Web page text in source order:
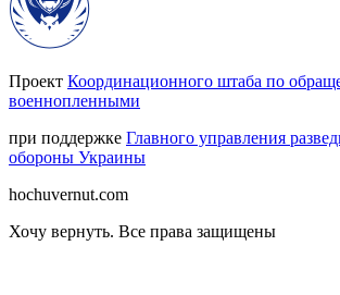
Проект Координационного штаба по
военнопленными
при поддержке Главного управления
обороны Украины
hochuvernut.com
Хочу вернуть. Все права защищены